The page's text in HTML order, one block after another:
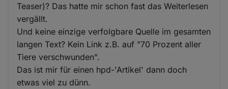
Teaser)? Das hatte mir schon fast das Weiterlesen
vergällt.
Und keine einzige verfolgbare Quelle im gesamten
langen Text? Kein Link z.B. auf "70 Prozent aller
Tiere verschwunden".
Das ist mir für einen hpd-'Artikel' dann doch
etwas viel zu dünn.